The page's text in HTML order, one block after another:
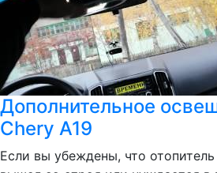
Дополнительное
Chery A19
Если вы убеждены, что